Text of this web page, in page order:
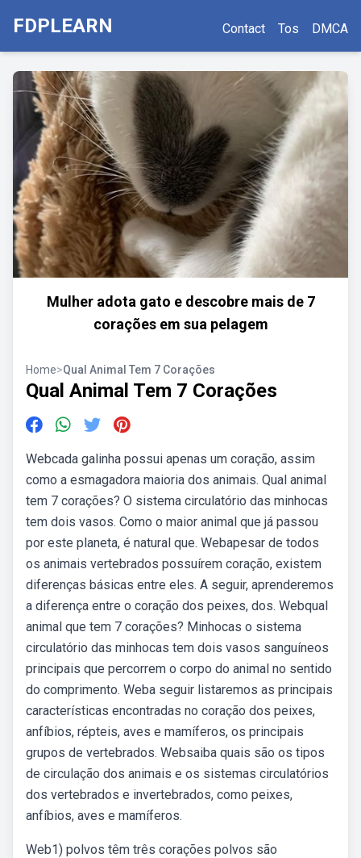
FDPLEARN Contact Tos DMCA
Mulher adota gato e descobre mais de 7
corações em sua pelagem
Home>Qual Animal Tem 7 Corações
Qual Animal Tem 7 Corações
Webcada galinha possui apenas um coração, assim
como a esmagadora maioria dos animais. Qual animal
tem 7 corações? O sistema circulatório das minhocas
tem dois vasos. Como o maior animal que já passou
por este planeta, é natural que. Webapesar de todos
os animais vertebrados possuírem coração, existem
diferenças básicas entre eles. A seguir, aprenderemos
a diferença entre o coração dos peixes, dos. Webqual
animal que tem 7 corações? Minhocas o sistema
circulatório das minhocas tem dois vasos sanguíneos
principais que percorrem o corpo do animal no sentido
do comprimento. Weba seguir listaremos as principais
características encontradas no coração dos peixes,
anfíbios, répteis, aves e mamíferos, os principais
grupos de vertebrados. Websaiba quais são os tipos
de circulação dos animais e os sistemas circulatórios
dos vertebrados e invertebrados, como peixes,
anfíbios, aves e mamíferos.
Web1) polvos têm três corações polvos são